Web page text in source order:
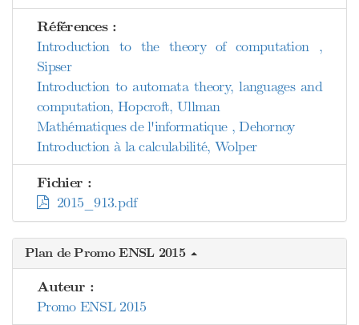
Références :
Introduction to the theory of computation ,
Sipser
Introduction to automata theory, languages and
computation, Hopcroft, Ullman
Mathématiques de l'informatique , Dehornoy
Introduction à la calculabilité, Wolper
Fichier :
2015_913.pdf
Plan de Promo ENSL 2015
Auteur :
Promo ENSL 2015